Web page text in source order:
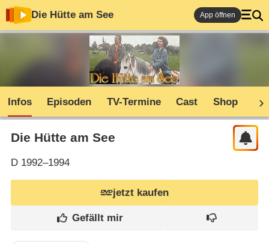
Die Hütte am See App öffnen
Infos Episoden TV-Termine Cast Shop
Die Hütte am See
D1992–1994
jetzt kaufen